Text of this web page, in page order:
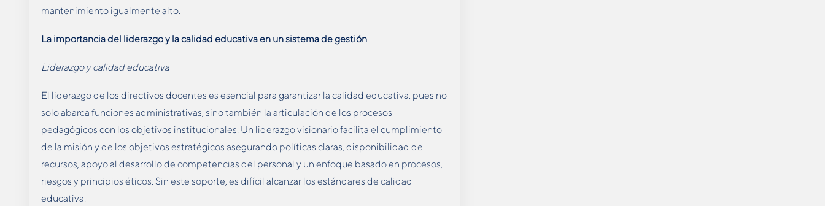
mantenimiento igualmente alto.
La importancia del liderazgo y la calidad educativa en un sistema de gestión
Liderazgo y calidad educativa
El liderazgo de los directivos docentes es esencial para garantizar la calidad educativa, pues no
solo abarca funciones administrativas, sino también la articulación de los procesos
pedagógicos con los objetivos institucionales. Un liderazgo visionario facilita el cumplimiento
de la misión y de los objetivos estratégicos asegurando políticas claras, disponibilidad de
recursos, apoyo al desarrollo de competencias del personal y un enfoque basado en procesos,
riesgos y principios éticos. Sin este soporte, es difícil alcanzar los estándares de calidad
educativa.